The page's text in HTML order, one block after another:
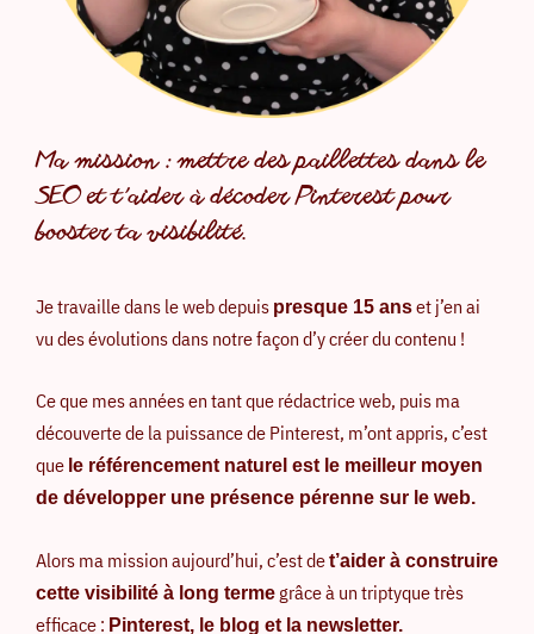
Ma mission : mettre des paillettes dans le
SEO et t’aider à décoder Pinterest pour
booster ta visibilité.
Je travaille dans le web depuis presque 15 anset j’en ai
vu des évolutions dans notre façon d’y créer du contenu !
Ce que mes années en tant que rédactrice web, puis ma
découverte de la puissance de Pinterest, m’ont appris, c’est
que le référencement naturel est le meilleur moyen
de développer une présence pérenne sur le web.
Alors ma mission aujourd’hui, c’est det’aider à construire
cette visibilité à long terme grâce à un triptyque très
efficace : Pinterest, le blog et la newsletter.